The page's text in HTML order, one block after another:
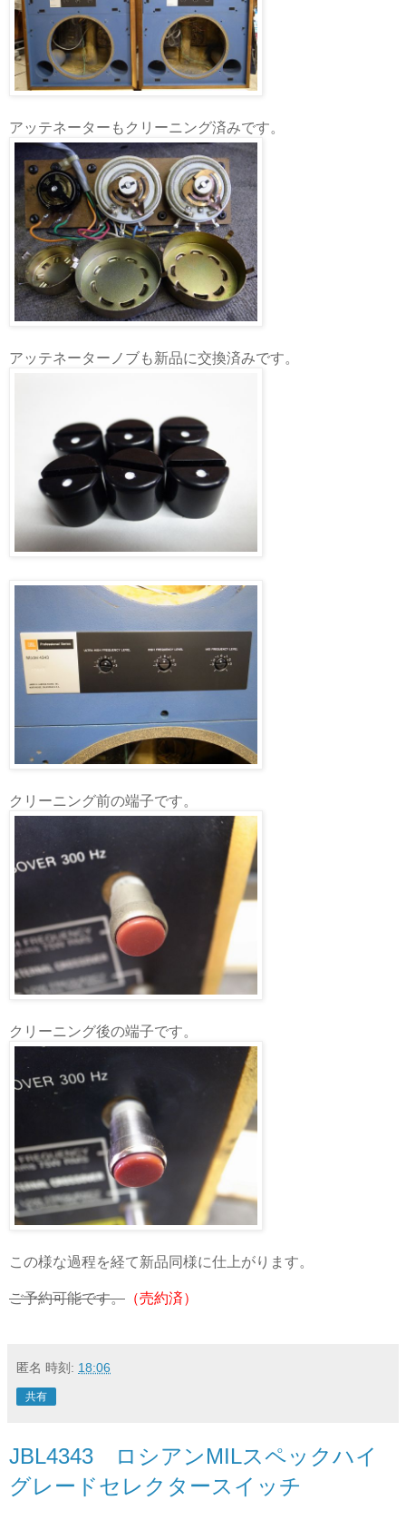
アッテネーターもクリーニング済みです。
アッテネーターノブも新品に交換済みです。
クリーニング前の端子です。
クリーニング後の端子です。
この様な過程を経て新品同様に仕上がります。
ご予約可能です。 （売約済）
匿名 時刻: 18:06
共有
JBL4343 ロシアンMILスペックハイ
グレードセレクタースイッチ